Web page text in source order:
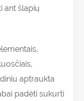
ant šlapių
aptraukta
padėti sukurti